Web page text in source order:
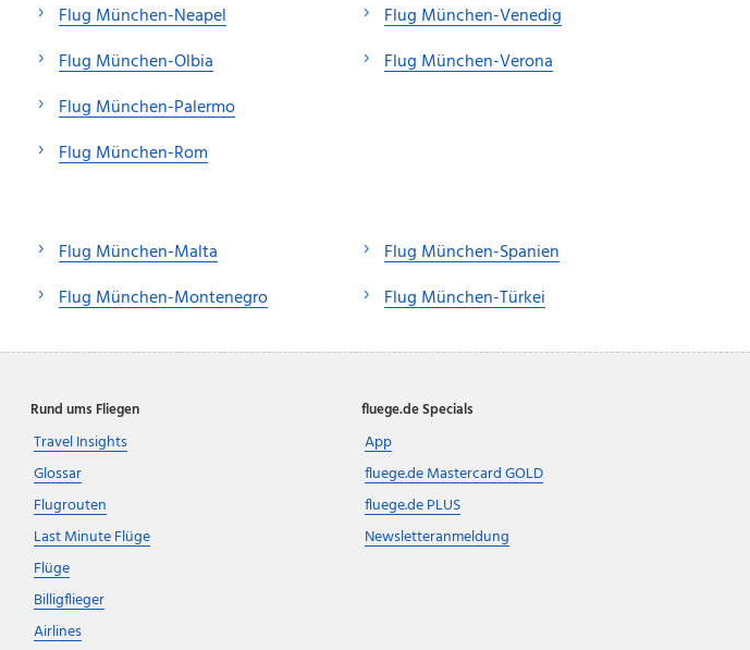
Flug München-Neapel
Flug München-Olbia
Flug München-Palermo
Flug München-Rom
Flug München-Venedig
Flug München-Verona
Flug München-Malta
Flug München-Montenegro
Flug München-Spanien
Flug München-Türkei